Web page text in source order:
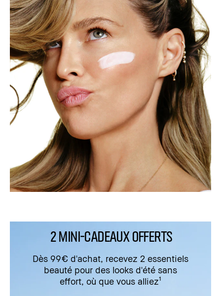
2 MINI-CADEAUX OFFERTS
Dès 99€ d'achat, recevez 2 essentiels
beauté pour des looks d'été sans
effort, où que vous alliez¹